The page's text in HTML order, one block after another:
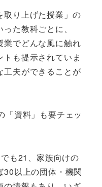
取り上げた授業」の
た教科ごとに、
業でどんな風に触れ
も提示されていま
工夫ができることが
「資料」も要チェッ
も21、家族向けの
30以上の団体・機関